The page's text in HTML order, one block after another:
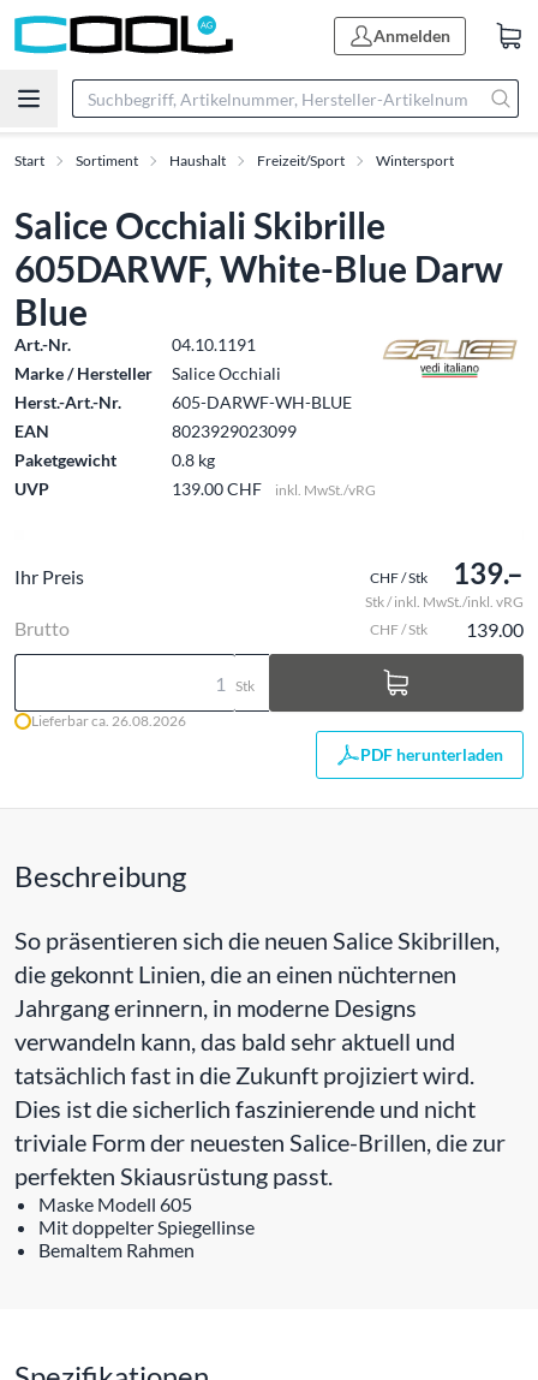
Anmelden
Start Sortiment Haushalt Freizeit/Sport Wintersport
Salice Occhiali Skibrille
605DARWF, White-Blue Darw
Blue
Art.-Nr.
04.10.1191
Marke / Hersteller
Salice Occhiali
Herst.-Art.-Nr.
605-DARWF-WH-BLUE
EAN
8023929023099
Paketgewicht
0.8 kg
UVP
139.00 CHF inkl. MwSt./vRG
Ihr Preis CHF / Stk 139.–
Stk / inkl. MwSt./inkl. vRG
Brutto CHF / Stk 139.00
Stk
Lieferbar ca. 26.08.2026
PDF herunterladen
Beschreibung
So präsentieren sich die neuen Salice Skibrillen,
die gekonnt Linien, die an einen nüchternen
Jahrgang erinnern, in moderne Designs
verwandeln kann, das bald sehr aktuell und
tatsächlich fast in die Zukunft projiziert wird.
Dies ist die sicherlich faszinierende und nicht
triviale Form der neuesten Salice-Brillen, die zur
perfekten Skiausrüstung passt.
Maske Modell 605
Mit doppelter Spiegellinse
Bemaltem Rahmen